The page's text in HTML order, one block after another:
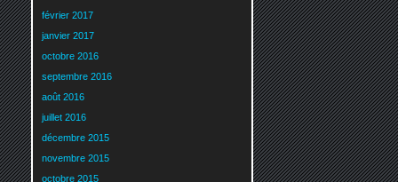
février 2017
janvier 2017
octobre 2016
septembre 2016
août 2016
juillet 2016
décembre 2015
novembre 2015
octobre 2015